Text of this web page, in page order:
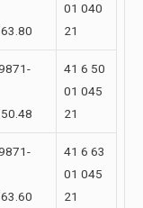
01 040
21
41 6 50
01 045
21
41 6 63
01 045
21